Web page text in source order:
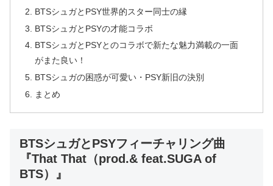
BTSシュガとPSY世界的スター同士の縁
BTSシュガとPSYの才能コラボ
BTSシュガとPSYとのコラボで新たな魅力満載の一面
がまた良い！
BTSシュガの困惑が可愛い・PSY新旧の決別
まとめ
BTSシュガとPSYフィーチャリング曲
『That That（prod.& feat.SUGA of
BTS）』